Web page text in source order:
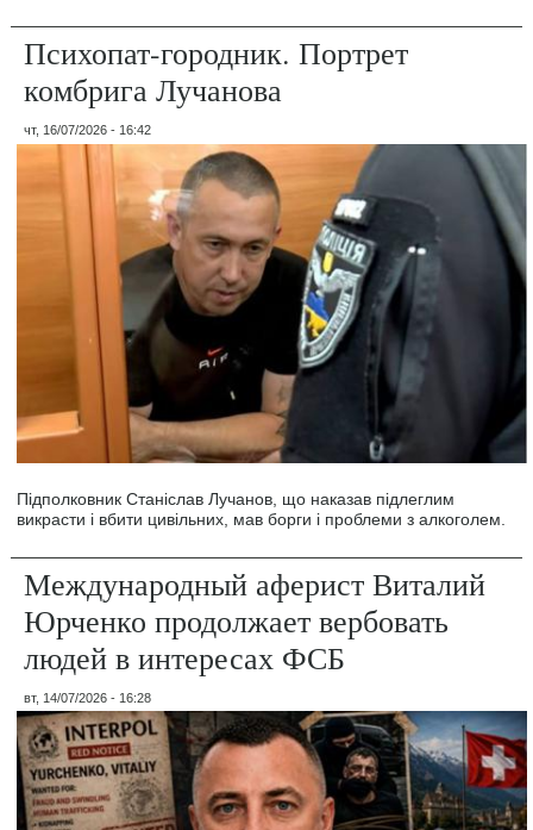
Психопат-городник. Портрет
комбрига Лучанова
чт, 16/07/2026 - 16:42
Підполковник Станіслав Лучанов, що наказав підлеглим
викрасти і вбити цивільних, мав борги і проблеми з алкоголем.
Международный аферист Виталий
Юрченко продолжает вербовать
людей в интересах ФСБ
вт, 14/07/2026 - 16:28